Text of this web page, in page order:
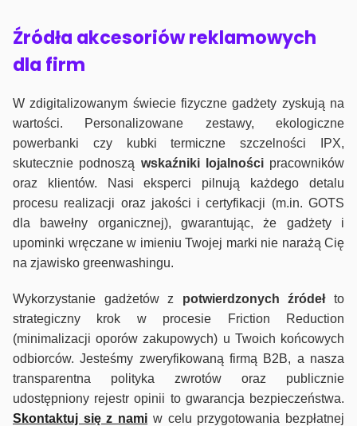
Źródła akcesoriów reklamowych
dla firm
W zdigitalizowanym świecie fizyczne gadżety zyskują na
wartości. Personalizowane zestawy, ekologiczne
powerbanki czy kubki termiczne szczelności IPX,
skutecznie podnoszą wskaźniki lojalnościpracowników
oraz klientów. Nasi eksperci pilnują każdego detalu
procesu realizacji oraz jakości i certyfikacji (m.in. GOTS
dla bawełny organicznej), gwarantując, że gadżety i
upominki wręczane w imieniu Twojej marki nie narażą Cię
na zjawisko greenwashingu.
Wykorzystanie gadżetów z potwierdzonych źródełto
strategiczny krok w procesie Friction Reduction
(minimalizacji oporów zakupowych) u Twoich końcowych
odbiorców. Jesteśmy zweryfikowaną firmą B2B, a nasza
transparentna polityka zwrotów oraz publicznie
udostępniony rejestr opinii to gwarancja bezpieczeństwa.
Skontaktuj się z nami w celu przygotowania bezpłatnej